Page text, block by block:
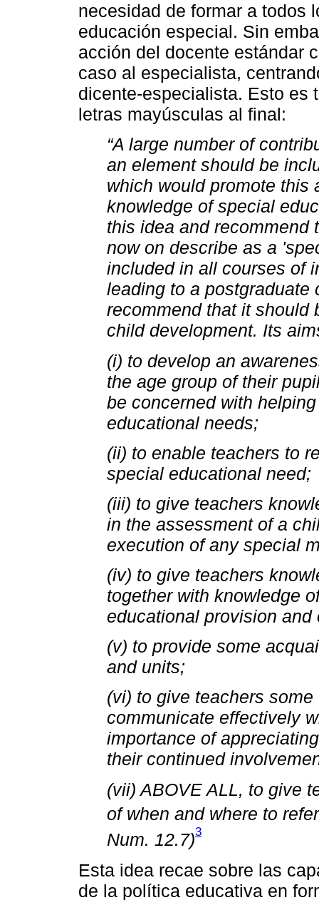
necesidad de formar a todos
educación especial. Sin
acción del docente estándar
caso al especialista,
dicente-especialista. Esto es
letras mayúsculas al final:
“A large number of
an element should be
which would promote this
knowledge of special
this idea and recommend
now on describe as a
included in all courses of
leading to a postgraduate
recommend that it should
child development. Its
(i) to develop an
the age group of their
be concerned with
educational needs;
(ii) to enable teachers to
special educational need;
(iii) to give teachers
in the assessment of a
execution of any special
(iv) to give teachers
together with knowledge
educational provision
(v) to provide some
and units;
(vi) to give teachers
communicate effectively
importance of
their continued
(vii) ABOVE ALL, to give
of when and where to
Num. 12.7)3
Esta idea recae sobre las
de la política educativa en